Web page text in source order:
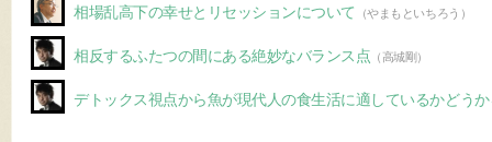
相場乱高下の幸せとリセッションについて （やまもといちろう）
相反するふたつの間にある絶妙なバランス点 （高城剛）
デトックス視点から魚が現代人の食生活に適しているかどう